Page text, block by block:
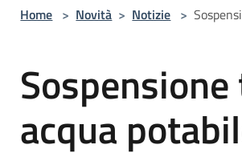
Home > Novità > Notizie >
acqua